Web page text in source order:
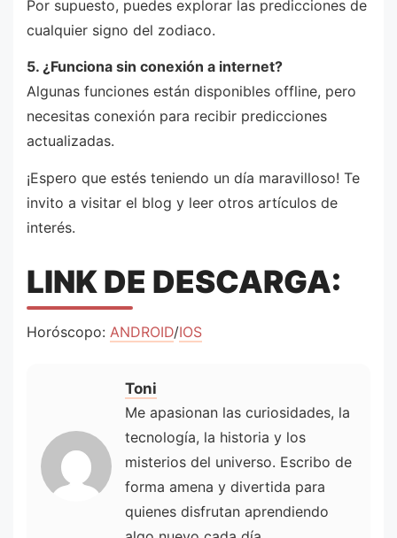
Por supuesto, puedes explorar las predicciones de
cualquier signo del zodiaco.
5. ¿Funciona sin conexión a internet?
Algunas funciones están disponibles offline, pero
necesitas conexión para recibir predicciones
actualizadas.
¡Espero que estés teniendo un día maravilloso! Te
invito a visitar el blog y leer otros artículos de
interés.
LINK DE DESCARGA:
Horóscopo: ANDROID/IOS
Toni
Me apasionan las curiosidades, la
tecnología, la historia y los
misterios del universo. Escribo de
forma amena y divertida para
quienes disfrutan aprendiendo